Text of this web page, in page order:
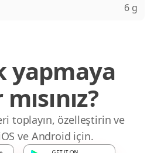
6 g
yapmaya
toplayın, özelleştirin ve
ve Android için.